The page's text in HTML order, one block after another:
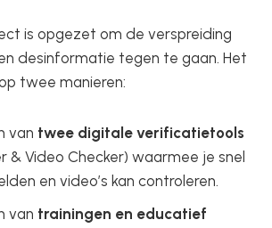
is opgezet om de verspreiding
desinformatie tegen te gaan. Het
twee manieren:
van twee digitale verificatietools
& Video Checker) waarmee je snel
en video’s kan controleren.
van trainingen en educatief